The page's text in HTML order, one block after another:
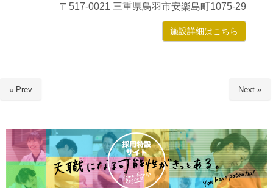
〒517-0021 三重県鳥羽市安楽島町1075-29
施設詳細はこちら
« Prev Next »